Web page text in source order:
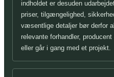
indholdet er desuden
priser, tilgængelighed,
væsentlige detaljer bør derfor
relevante forhandler,
eller går i gang med et projekt.